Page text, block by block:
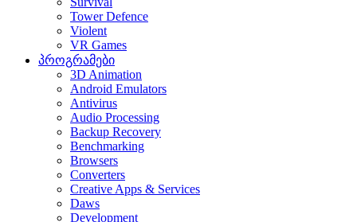
Tower Defence
Violent
VR Games
პროგრამები
3D Animation
Android Emulators
Antivirus
Audio Processing
Backup Recovery
Benchmarking
Browsers
Converters
Creative Apps & Services
Daws
Development